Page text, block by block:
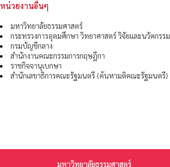
หน่วยงานอื่นๆ
มหาวิทยาลัยธรรมศาสตร์
กระทรวงการอุดมศึกษา วิทยาศาสตร์ วิจัยและนวัตกรรม
กรมบัญชีกลาง
สำนักงานคณะกรรมการกฤษฎีกา
ราชกิจจานุเบกษา
สำนักเลขาธิการคณะรัฐมนตรี (ค้นหามติคณะรัฐมนตรี)
มหาวิทยาลัยธรรมศาสตร์